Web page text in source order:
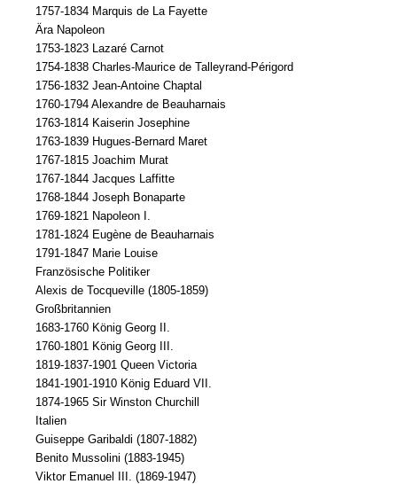
1757-1834 Marquis de La Fayette
Ära Napoleon
1753-1823 Lazaré Carnot
1754-1838 Charles-Maurice de Talleyrand-Périgord
1756-1832 Jean-Antoine Chaptal
1760-1794 Alexandre de Beauharnais
1763-1814 Kaiserin Josephine
1763-1839 Hugues-Bernard Maret
1767-1815 Joachim Murat
1767-1844 Jacques Laffitte
1768-1844 Joseph Bonaparte
1769-1821 Napoleon I.
1781-1824 Eugène de Beauharnais
1791-1847 Marie Louise
Französische Politiker
Alexis de Tocqueville (1805-1859)
Großbritannien
1683-1760 König Georg II.
1760-1801 König Georg III.
1819-1837-1901 Queen Victoria
1841-1901-1910 König Eduard VII.
1874-1965 Sir Winston Churchill
Italien
Guiseppe Garibaldi (1807-1882)
Benito Mussolini (1883-1945)
Viktor Emanuel III. (1869-1947)